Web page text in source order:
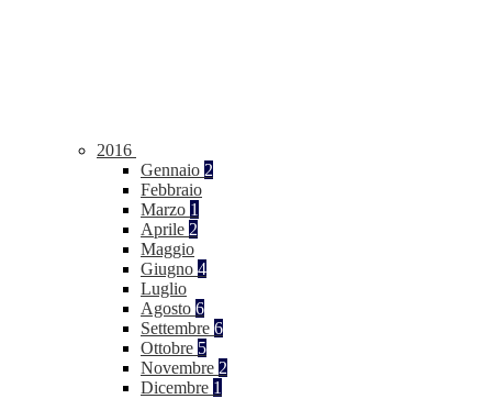
2016
Gennaio 2
Febbraio
Marzo 1
Aprile 2
Maggio
Giugno 4
Luglio
Agosto 6
Settembre 6
Ottobre 5
Novembre 2
Dicembre 1